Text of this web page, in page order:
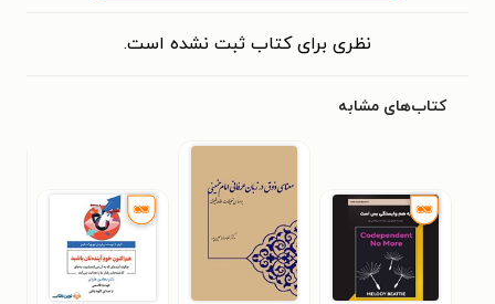
نظری برای کتاب ثبت نشده است.
کتاب‌های مشابه